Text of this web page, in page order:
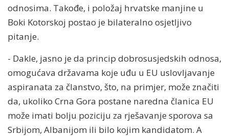
odnosima. Takođe, i položaj hrvatske manjine u
Boki Kotorskoj postao je bilateralno osjetljivo
pitanje.
- Dakle, jasno je da princip dobrosusjedskih odnosa,
omogućava državama koje uđu u EU uslovljavanje
aspiranata za članstvo, što, na primjer, može značiti
da, ukoliko Crna Gora postane naredna članica EU
može imati bolju poziciju za rješavanje sporova sa
Srbijom, Albanijom ili bilo kojim kandidatom. A